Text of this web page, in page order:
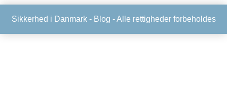
Sikkerhed i Danmark - Blog - Alle rettigheder forbeholdes